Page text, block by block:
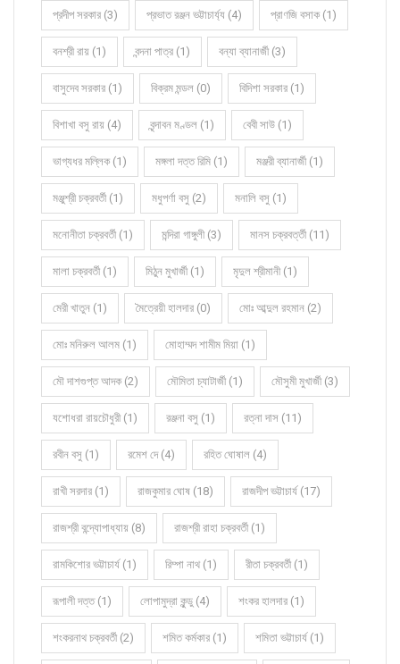
প্রদীপ সরকার (3) প্রভাত রঞ্জন ভট্টাচার্য্য (4) প্রাণজি বসাক (1)
বনশ্রী রায় (1) বন্দনা পাত্র (1) বন্যা ব্যানার্জী (3)
বাসুদেব সরকার (1) বিক্রম মন্ডল (0) বিদিশা সরকার (1)
বিশাখা বসু রায় (4) বৃন্দাবন মণ্ডল (1) বেবী সাউ (1)
ভাগ্যধর মল্লিক (1) মঙ্গলা দত্ত রিমি (1) মঞ্জরী ব্যানার্জী (1)
মঞ্জুশ্রী চক্রবর্তী (1) মধুপর্ণা বসু (2) মনালি বসু (1)
মনোনীতা চক্রবর্তী (1) মন্দিরা গাঙ্গুলী (3) মানস চক্রবর্ত্তী (11)
মালা চক্রবর্তী (1) মিঠুন মুখার্জী (1) মৃদুল শ্রীমানী (1)
মেরী খাতুন (1) মৈত্রেয়ী হালদার (0) মোঃ আব্দুল রহমান (2)
মোঃ মনিরুল আলম (1) মোহাম্মদ শামীম মিয়া (1)
মৌ দাশগুপ্ত আদক (2) মৌমিতা চ্যাটার্জী (1) মৌসুমী মুখার্জী (3)
যশোধরা রায়চৌধুরী (1) রঞ্জনা বসু (1) রত্না দাস (11)
রবীন বসু (1) রমেশ দে (4) রহিত ঘোষাল (4)
রাখী সরদার (1) রাজকুমার ঘোষ (18) রাজদীপ ভট্টাচার্য (17)
রাজশ্রী বন্দ্যোপাধ্যায় (8) রাজশ্রী রাহা চক্রবর্তী (1)
রামকিশোর ভট্টাচার্য (1) রিম্পা নাথ (1) রীতা চক্রবর্তী (1)
রূপালী দত্ত (1) লোপামুদ্রা কুন্ডু (4) শংকর হালদার (1)
শংকরনাথ চক্রবর্তী (2) শমিত কর্মকার (1) শমিতা ভট্টাচার্য (1)